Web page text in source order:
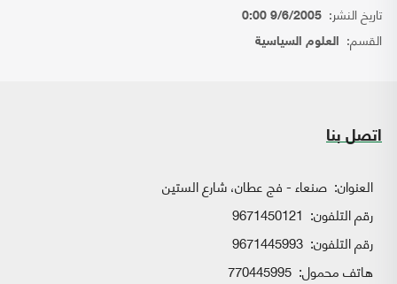
تاريخ النشر: 9/6/2005 0:00
القسم: العلوم السياسية
اتصل بنا
العنوان: صنعاء - فج عطان، شارع الستين
رقم التلفون: 9671450121
رقم التلفون: 9671445993
هاتف محمول: 770445995